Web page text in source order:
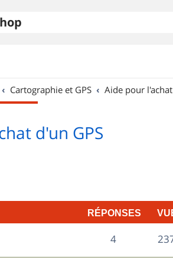
Cartographie et GPS Aide pour
d'un GPS
RÉPONSES
4R
é